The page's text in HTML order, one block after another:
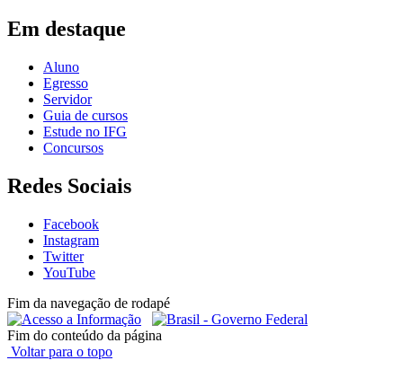
Em destaque
Aluno
Egresso
Servidor
Guia de cursos
Estude no IFG
Concursos
Redes Sociais
Facebook
Instagram
Twitter
YouTube
Fim da navegação de rodapé
Fim do conteúdo da página
Voltar para o topo